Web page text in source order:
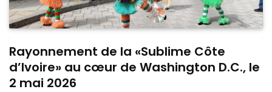
Rayonnement de la «Sublime Côte
d’Ivoire» au cœur de Washington D.C., le
2 mai 2026